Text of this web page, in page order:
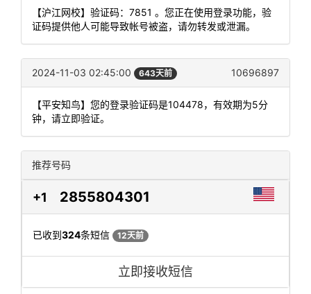
【沪江网校】验证码：7851 。您正在使用登录功能，验
证码提供他人可能导致帐号被盗，请勿转发或泄漏。
2024-11-03 02:45:00 643天前 10696897
【平安知鸟】您的登录验证码是104478，有效期为5分
钟，请立即验证。
推荐号码
+1 2855804301
已收到324条短信 12天前
立即接收短信